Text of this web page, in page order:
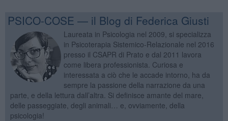
PSICO-COSE — il Blog di Federica Giusti
Laureata in Psicologia nel 2009, si specializza
in Psicoterapia Sistemico-Relazionale nel 2016
presso il CSAPR di Prato e dal 2011 lavora
come libera professionista. Curiosa e
interessata a ciò che le accade intorno, ha da
sempre la passione della narrazione da una
parte, e della lettura dall’altra. Si definisce amante del mare,
delle passeggiate, degli animali… e, ovviamente, della
psicologia!